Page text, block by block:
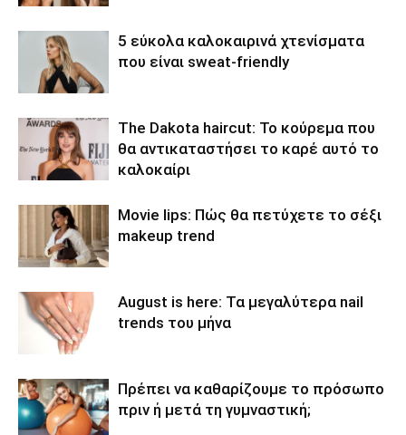
5 εύκολα καλοκαιρινά χτενίσματα
που είναι sweat-friendly
The Dakota haircut: Το κούρεμα που
θα αντικαταστήσει το καρέ αυτό το
καλοκαίρι
Movie lips: Πώς θα πετύχετε το σέξι
makeup trend
August is here: Τα μεγαλύτερα nail
trends του μήνα
Πρέπει να καθαρίζουμε το πρόσωπο
πριν ή μετά τη γυμναστική;